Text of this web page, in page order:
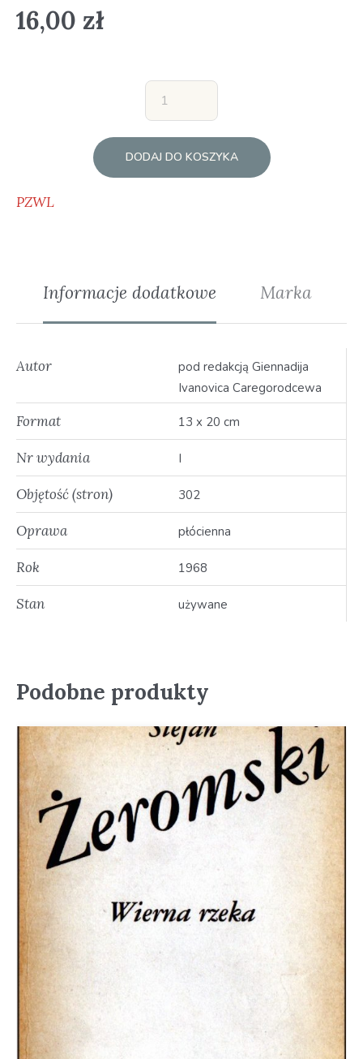
16,00 zł
DODAJ DO KOSZYKA
PZWL
Informacje dodatkowe Marka
Autor
pod redakcją Giennadija
Ivanovica Caregorodcewa
Format 13 x 20 cm
Nr wydania I
Objętość (stron) 302
Oprawa płócienna
Rok 1968
Stan używane
Podobne produkty